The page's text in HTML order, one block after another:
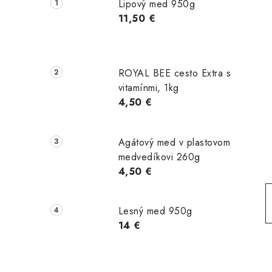
p
e
Lipový med 950g
11,50 €
ROYAL BEE cesto Extra s
vitamínmi, 1kg
4,50 €
Agátový med v plastovom
medvedíkovi 260g
4,50 €
Lesný med 950g
14 €